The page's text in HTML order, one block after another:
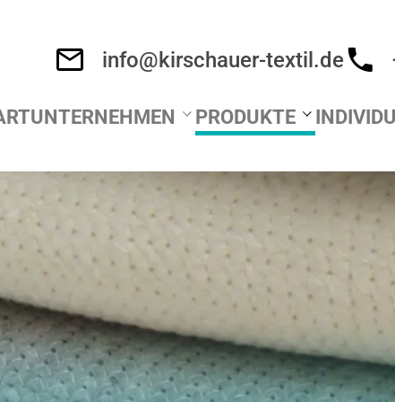
info@kirschauer-textil.de
UNTERNEHMEN
Über uns
Team
Forschung & Entwicklung
Kontakt
PRODUKTE
Bodentücher
Spültücher
Packdecken
Meterware